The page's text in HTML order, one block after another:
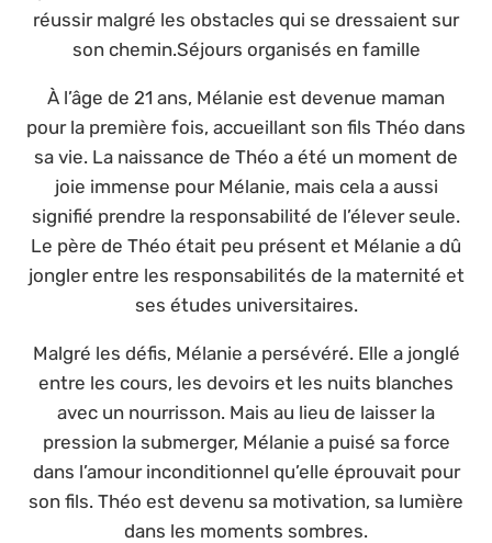
réussir malgré les obstacles qui se dressaient sur
son chemin.Séjours organisés en famille
À l’âge de 21 ans, Mélanie est devenue maman
pour la première fois, accueillant son fils Théo dans
sa vie. La naissance de Théo a été un moment de
joie immense pour Mélanie, mais cela a aussi
signifié prendre la responsabilité de l’élever seule.
Le père de Théo était peu présent et Mélanie a dû
jongler entre les responsabilités de la maternité et
ses études universitaires.
Malgré les défis, Mélanie a persévéré. Elle a jonglé
entre les cours, les devoirs et les nuits blanches
avec un nourrisson. Mais au lieu de laisser la
pression la submerger, Mélanie a puisé sa force
dans l’amour inconditionnel qu’elle éprouvait pour
son fils. Théo est devenu sa motivation, sa lumière
dans les moments sombres.